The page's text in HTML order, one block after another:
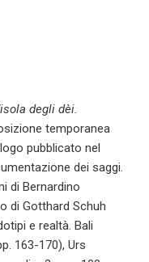
degli dèi.
temporanea
pubblicato nel
dei saggi.
di Bernardino
di Gotthard Schuh
e realtà. Bali
163-170), Urs